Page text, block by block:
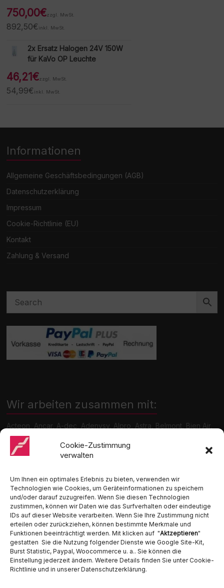
Cookie-Zustimmung
verwalten
Um Ihnen ein optimales Erlebnis zu bieten, verwenden wir
Technologien wie Cookies, um Geräteinformationen zu speichern
und/oder darauf zuzugreifen. Wenn Sie diesen Technologien
zustimmen, können wir Daten wie das Surfverhalten oder eindeutige
IDs auf dieser Website verarbeiten. Wenn Sie Ihre Zustimmung nicht
erteilen oder zurückziehen, können bestimmte Merkmale und
Funktionen beeinträchtigt werden. Mit klicken auf "Aktzeptieren"
gestatten Sie die Nutzung folgender Dienste wie Google Site-Kit,
Burst Statistic, Paypal, Woocommerce u. a.. Sie können die
Einstellung jederzeit ändern. Weitere Details finden Sie unter Cookie-
Richtlinie und in unserer Datenschutzerklärung.
750,00€zzgl. MwSt.
892,50€ inkl. MwSt.
2x Ersatz Halogen 24V 150W
für KaVo OP Leuchte
46,21€zzgl. MwSt.
54,99€ inkl. MwSt.
Informationen
Allgemeine Geschäftsbedingungen (AGB)
Datenschutzerklärung
Impressum
Cookie-Richtlinie (EU)
Kontakt
Zahlung & Versand
Wir arbeiten zusammen mit:
Acteon, Ancar, A-dec, Adenysy, Alpro, Astra, Belmont, Bien Air,
Cattani, Chirana, DCI, Dürr, ETI, Euronda, Faro, Gcomm, KaVo,
Medentex, Melag, Midmark, Metasys, MK-Dent, NSK, Ophardt
Hygiene, Ritter, Satelec, Scican, TKD, Velopex, u.v.m
Ambident GmbH
Dental Geräte Handel und Service
Neumannstraße 3B